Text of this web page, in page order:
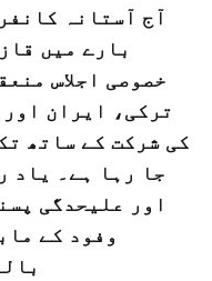
آج آستانہ
بارے میں
خصوصی اجلاس
ترکی، ایران
کی شرکت کے ساتھ
جا رہا ہے۔ یاد
اور علیحدگی
وفود کے